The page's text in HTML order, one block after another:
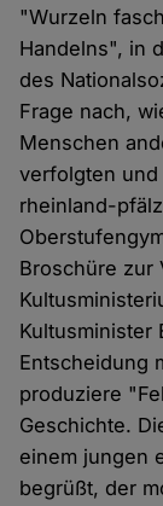
"Wurzeln
Handelns", in
des
Frage nach,
Menschen
verfolgten und
rheinland-
Broschüre zur
Kultusminister
Entscheidung
produziere
Geschichte.
einem jungen
begrüßt, der